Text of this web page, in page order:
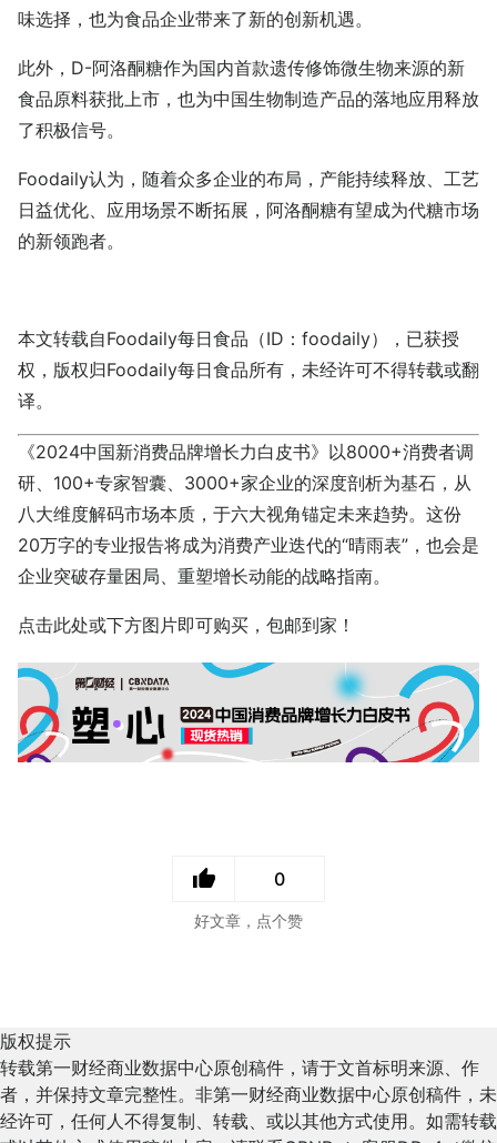
味选择，也为食品企业带来了新的创新机遇。
此外，D-阿洛酮糖作为国内首款遗传修饰微生物来源的新
食品原料获批上市，也为中国生物制造产品的落地应用释放
了积极信号。
Foodaily认为，随着众多企业的布局，产能持续释放、工艺
日益优化、应用场景不断拓展，阿洛酮糖有望成为代糖市场
的新领跑者。
本文转载自Foodaily每日食品 （ID：foodaily），已获授
权，版权归Foodaily每日食品所有，未经许可不得转载或翻
译。
《2024中国新消费品牌增长力白皮书》以8000+消费者调
研、100+专家智囊、3000+家企业的深度剖析为基石，从
八大维度解码市场本质，于六大视角锚定未来趋势。这份
20万字的专业报告将成为消费产业迭代的“晴雨表”，也会是
企业突破存量困局、重塑增长动能的战略指南。
点击此处或下方图片即可购买，包邮到家！
0
好文章，点个赞
版权提示
转载第一财经商业数据中心原创稿件，请于文首标明来源、作
者，并保持文章完整性。非第一财经商业数据中心原创稿件，未
经许可，任何人不得复制、转载、或以其他方式使用。如需转载